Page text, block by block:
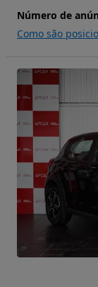
Número de
Como são